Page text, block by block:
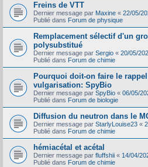
Freins de VTT
Dernier message par Maxine « 22/05/
Publié dans Forum de physique
Remplacement sélectif d'un
polysubstitué
Dernier message par Sergio « 20/05/
Publié dans Forum de chimie
Pourquoi doit-on faire le
vulgarisation: SpyBio
Dernier message par SpyBio « 06/05/
Publié dans Forum de biologie
Diffusion du neutron dans le
Dernier message par StarlyLouise23 «
Publié dans Forum de chimie
hémiacétal et acétal
Dernier message par fluffshii « 14/04/
Publié dans Forum de chimie